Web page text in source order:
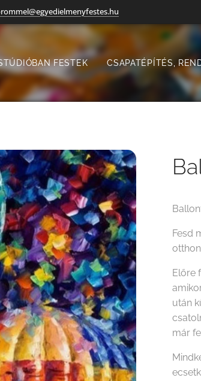
FESTEK CSAPATÉPÍTÉS,
Fesd
Előre
után
már